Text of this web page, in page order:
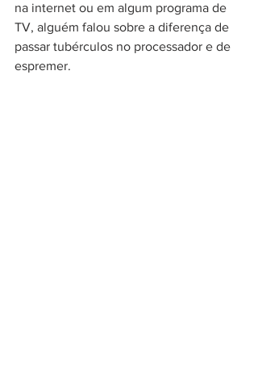
na internet ou em algum programa de
TV, alguém falou sobre a diferença de
passar tubérculos no processador e de
espremer.